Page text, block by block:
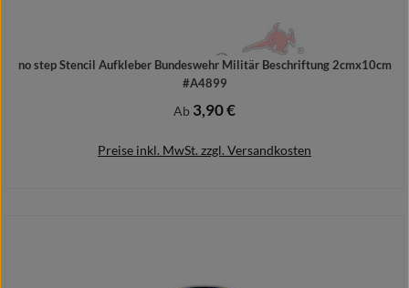
no step Stencil Aufkleber Bundeswehr Militär Beschriftung 2cmx10cm
#A4899
Regulärer Preis:
Ab 3,90 €
Preise inkl. MwSt. zzgl. Versandkosten